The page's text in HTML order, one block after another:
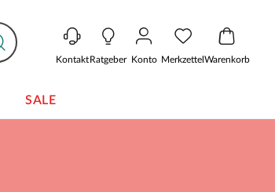
KontaktRatgeber Konto MerkzettelWarenkorb
SALE